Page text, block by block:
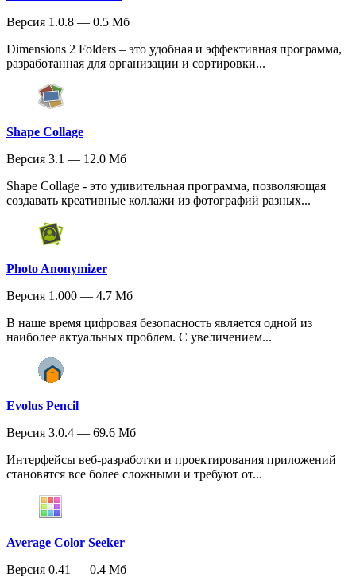
Версия 1.0.8 — 0.5 Мб
Dimensions 2 Folders – это удобная и эффективная программа,
разработанная для организации и сортировки...
Shape Collage
Версия 3.1 — 12.0 Мб
Shape Collage - это удивительная программа, позволяющая
создавать креативные коллажи из фотографий разных...
Photo Anonymizer
Версия 1.000 — 4.7 Мб
В наше время цифровая безопасность является одной из
наиболее актуальных проблем. С увеличением...
Evolus Pencil
Версия 3.0.4 — 69.6 Мб
Интерфейсы веб-разработки и проектирования приложений
становятся все более сложными и требуют от...
Average Color Seeker
Версия 0.41 — 0.4 Мб